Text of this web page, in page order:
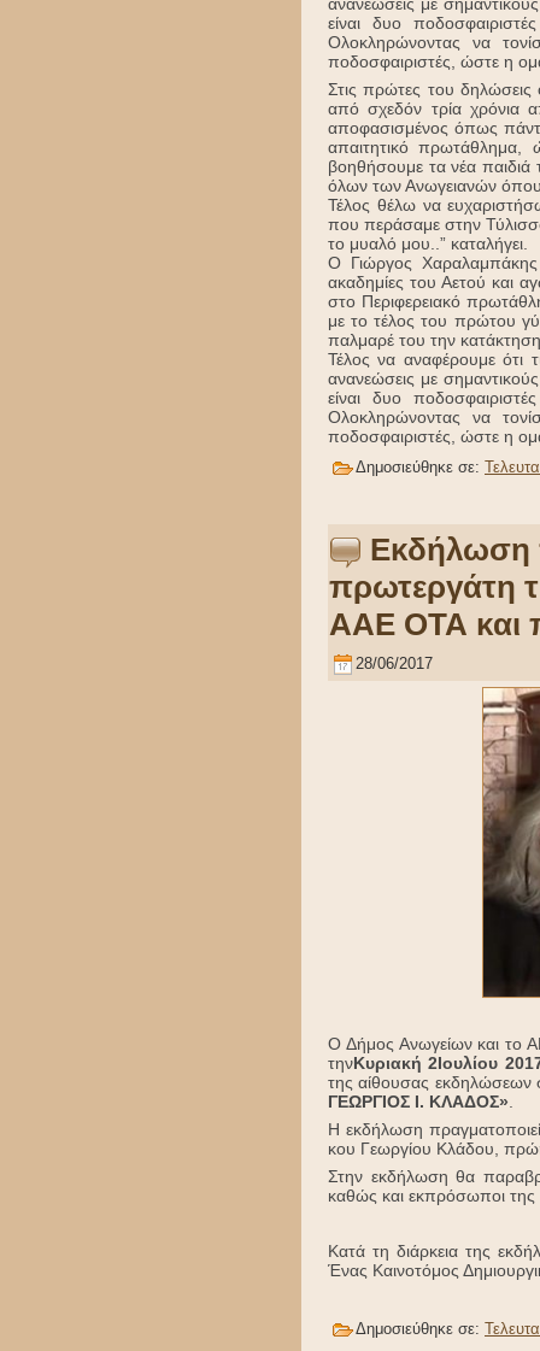
είναι δυο
Ολοκληρώνοντας να
ποδοσφαιριστές, ώστε η
Στις πρώτες του
από σχεδόν τρία χρόνια
αποφασισμένος όπως
απαιτητικό
βοηθήσουμε τα νέα
όλων των Ανωγειανών όπου
Τέλος θέλω να
που περάσαμε στην
το μυαλό μου..” καταλήγει.
Ο Γιώργος Χαραλαμπάκης
ακαδημίες του Αετού και
στο Περιφερειακό
με το τέλος του πρώτου
παλμαρέ του την
Τέλος να αναφέρουμε ότι
ανανεώσεις με
είναι δυο
Ολοκληρώνοντας να
ποδοσφαιριστές, ώστε η
Δημοσιεύθηκε σε:
Εκδήλωση
πρωτεργάτη
ΑΑΕ ΟΤΑ και
28/06/2017
Ο Δήμος Ανωγείων και
τηνΚυριακή 2Ιουλίου
της αίθουσας
ΓΕΩΡΓΙΟΣ Ι. ΚΛΑΔΟΣ»
Η εκδήλωση
κου Γεωργίου Κλάδου,
Στην εκδήλωση θα
καθώς και εκπρόσωποι της
Κατά τη διάρκεια της
Ένας Καινοτόμος
Δημοσιεύθηκε σε: